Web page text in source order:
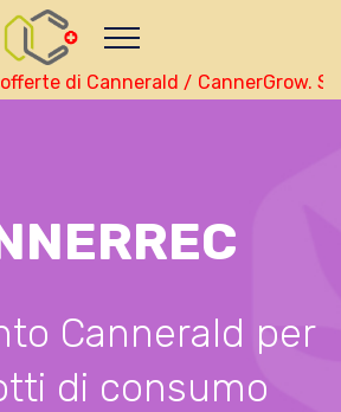
Kryptowährungen
Monitor your performance and
time
on Youtube italiano - Skainet
ON
di Cannerald / CannerGrow.
Cannerald per
di consumo